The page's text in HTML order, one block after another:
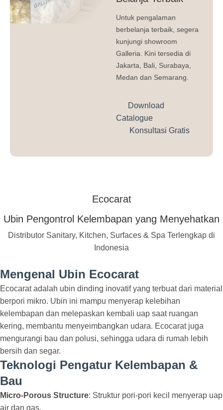
Untuk pengalaman
berbelanja terbaik, segera
kunjungi showroom
Galleria. Kini tersedia di
Jakarta, Bali, Surabaya,
Medan dan Semarang.
Download
Catalogue
Konsultasi Gratis
Ecocarat
Ubin Pengontrol Kelembapan yang Menyehatkan
Distributor Sanitary, Kitchen, Surfaces & Spa Terlengkap di
Indonesia
Mengenal Ubin Ecocarat
Ecocarat adalah ubin dinding inovatif yang terbuat dari material
berpori mikro. Ubin ini mampu menyerap kelebihan
kelembapan dan melepaskan kembali uap saat ruangan
kering, membantu menyeimbangkan udara. Ecocarat juga
mengurangi bau dan polusi, sehingga udara di rumah lebih
bersih dan segar.
Teknologi Pengatur Kelembapan &
Bau
Micro-Porous Structure: Struktur pori-pori kecil menyerap uap
air dan gas.